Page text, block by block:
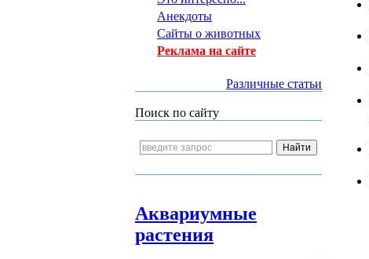
Анекдоты
Сайты о животных
Реклама на сайте
Различные статьи
Поиск по сайту
Аквариумные
растения